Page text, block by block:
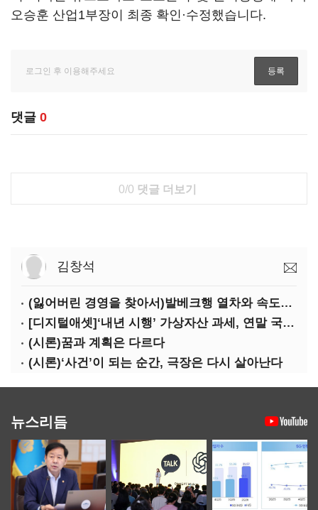
오승훈 산업1부장이 최종 확인·수정했습니다.
댓글 0
0/0 댓글 더보기
김창석
(잃어버린 경영을 찾아서)발베크행 열차와 속도의 환상: 디지털 전환과 물류 혁신의 포용적 노동 전략
[디지털애셋]‘내년 시행’ 가상자산 과세, 연말 국회 문턱 넘을까
(시론)꿈과 계획은 다르다
(시론)‘사건’이 되는 순간, 극장은 다시 살아난다
뉴스리듬